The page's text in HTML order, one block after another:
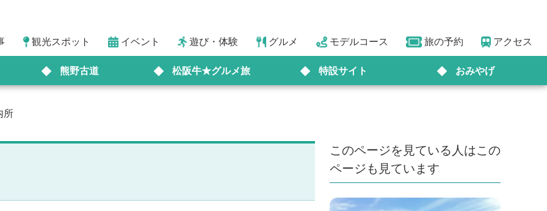
観光スポット イベント 遊び・体験 グルメ モデルコース 旅の予約 アクセス
熊野古道 松阪牛★グルメ旅 特設サイト おみやげ
所
このページを見ている人はこの
ページも見ています